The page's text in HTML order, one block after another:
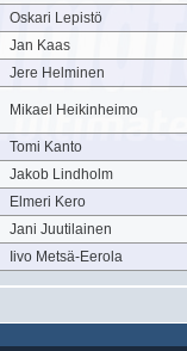
Oskari Lepistö
Jan Kaas
Jere Helminen
Mikael Heikinheimo
Tomi Kanto
Jakob Lindholm
Elmeri Kero
Jani Juutilainen
Iivo Metsä-Eerola